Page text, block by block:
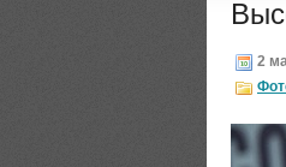
2